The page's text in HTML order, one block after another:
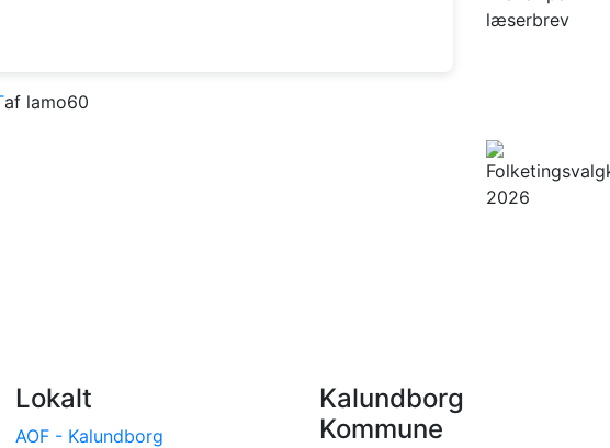
af lamo60
Lokalt
AOF - Kalundborg
Kalundborg
Kommune